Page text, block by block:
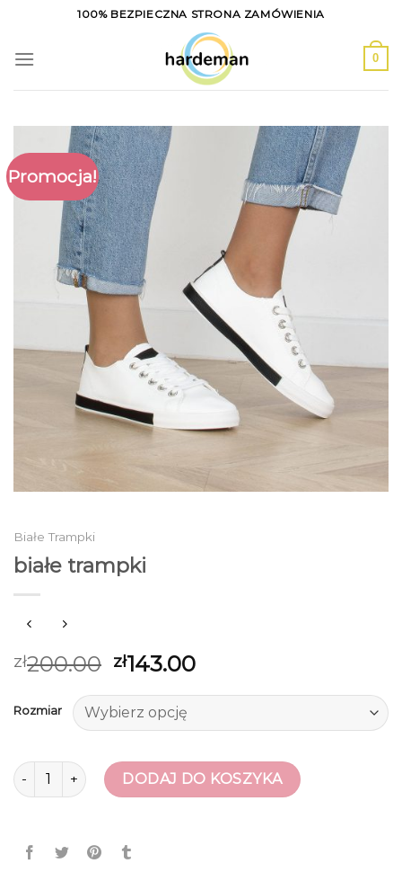
content
100% BEZPIECZNA STRONA ZAMÓWIENIA
0
Promocja!
Białe Trampki
białe trampki
zł200.00 zł143.00
Rozmiar
ilość białe trampkiDODAJ DO KOSZYKA